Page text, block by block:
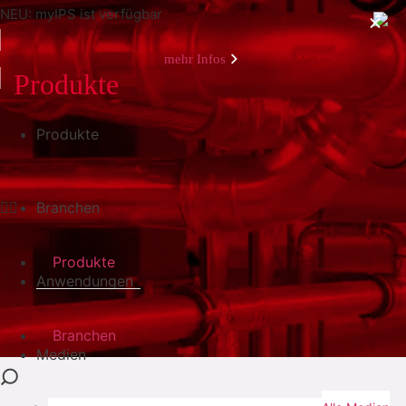
NEU: myIPS ist verfügbar
mehr Infos
schließen
Produkte
Branchen
Anwendungen
Medien
Produkte
Branchen
Produkte